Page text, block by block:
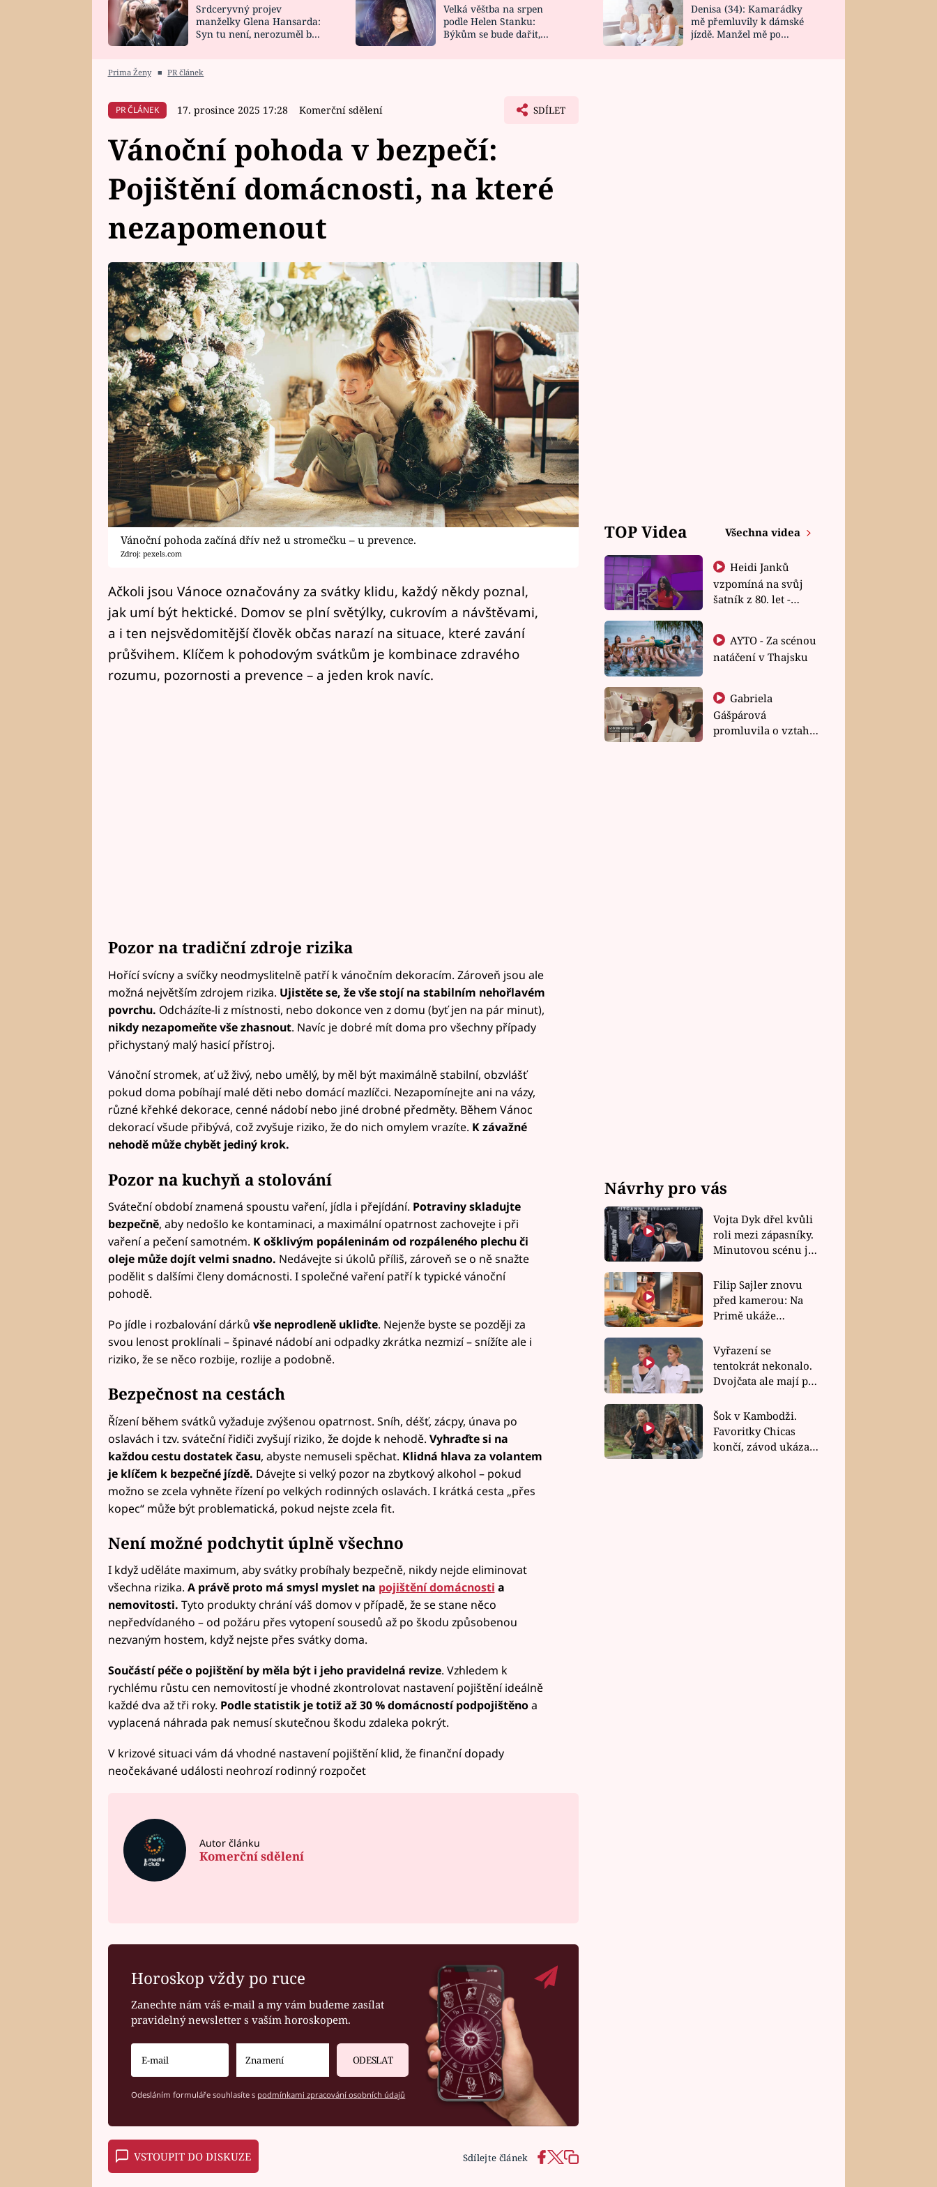
HOROSKOP NA
CELEBRITY
VAŘENÍ
NOVINKY
VIDEORECEPTY
DESIGN
Srdceryvný projev
manželky Glena Hansarda:
Syn tu není, nerozuměl by
Velká věštba na srpen
podle Helen Stanku:
Býkům se bude dařit,
Denisa (34): Kamarádky
mě přemluvily k dámské
jízdě. Manžel mě po
Prima Ženy ■ PR článek
PR ČLÁNEK 17. prosince 2025 17:28 Komerční sdělení SDÍLET
Vánoční pohoda v bezpečí:
Pojištění domácnosti, na které
nezapomenout
Vánoční pohoda začíná dřív než u stromečku – u prevence.
Zdroj: pexels.com
Ačkoli jsou Vánoce označovány za svátky klidu, každý někdy poznal,
jak umí být hektické. Domov se plní světýlky, cukrovím a návštěvami,
a i ten nejsvědomitější člověk občas narazí na situace, které zavání
průšvihem. Klíčem k pohodovým svátkům je kombinace zdravého
rozumu, pozornosti a prevence – a jeden krok navíc.
Pozor na tradiční zdroje rizika
Hořící svícny a svíčky neodmyslitelně patří k vánočním dekoracím. Zároveň jsou ale
možná největším zdrojem rizika. Ujistěte se, že vše stojí na stabilním nehořlavém
povrchu. Odcházíte-li z místnosti, nebo dokonce ven z domu (byť jen na pár minut),
nikdy nezapomeňte vše zhasnout. Navíc je dobré mít doma pro všechny případy
přichystaný malý hasicí přístroj.
Vánoční stromek, ať už živý, nebo umělý, by měl být maximálně stabilní, obzvlášť
pokud doma pobíhají malé děti nebo domácí mazlíčci. Nezapomínejte ani na vázy,
různé křehké dekorace, cenné nádobí nebo jiné drobné předměty. Během Vánoc
dekorací všude přibývá, což zvyšuje riziko, že do nich omylem vrazíte. K závažné
nehodě může chybět jediný krok.
Pozor na kuchyň a stolování
Sváteční období znamená spoustu vaření, jídla i přejídání. Potraviny skladujte
bezpečně, aby nedošlo ke kontaminaci, a maximální opatrnost zachovejte i při
vaření a pečení samotném. K ošklivým popáleninám od rozpáleného plechu či
oleje může dojít velmi snadno. Nedávejte si úkolů příliš, zároveň se o ně snažte
podělit s dalšími členy domácnosti. I společné vaření patří k typické vánoční
pohodě.
Po jídle i rozbalování dárků vše neprodleně ukliďte. Nejenže byste se později za
svou lenost proklínali – špinavé nádobí ani odpadky zkrátka nezmizí – snížíte ale i
riziko, že se něco rozbije, rozlije a podobně.
Bezpečnost na cestách
Řízení během svátků vyžaduje zvýšenou opatrnost. Sníh, déšť, zácpy, únava po
oslavách i tzv. sváteční řidiči zvyšují riziko, že dojde k nehodě. Vyhraďte si na
každou cestu dostatek času, abyste nemuseli spěchat. Klidná hlava za volantem
je klíčem k bezpečné jízdě. Dávejte si velký pozor na zbytkový alkohol – pokud
možno se zcela vyhněte řízení po velkých rodinných oslavách. I krátká cesta „přes
kopec“ může být problematická, pokud nejste zcela fit.
Není možné podchytit úplně všechno
I když uděláte maximum, aby svátky probíhaly bezpečně, nikdy nejde eliminovat
všechna rizika. A právě proto má smysl myslet na pojištění domácnosti a
nemovitosti. Tyto produkty chrání váš domov v případě, že se stane něco
nepředvídaného – od požáru přes vytopení sousedů až po škodu způsobenou
nezvaným hostem, když nejste přes svátky doma.
Součástí péče o pojištění by měla být i jeho pravidelná revize. Vzhledem k
rychlému růstu cen nemovitostí je vhodné zkontrolovat nastavení pojištění ideálně
každé dva až tři roky. Podle statistik je totiž až 30 % domácností podpojištěnoa
vyplacená náhrada pak nemusí skutečnou škodu zdaleka pokrýt.
V krizové situaci vám dá vhodné nastavení pojištění klid, že finanční dopady
neočekávané události neohrozí rodinný rozpočet
Autor článku
Komerční sdělení
Horoskop vždy po ruce
Zanechte nám váš e-mail a my vám budeme zasílat
pravidelný newsletter s vaším horoskopem.
ODESLAT
Odesláním formuláře souhlasíte s podmínkami zpracování osobních údajů
VSTOUPIT DO DISKUZE Sdílejte článek
TOP Videa Všechna videa
Heidi Janků
vzpomíná na svůj
šatník z 80. let -
natáčení v Thajsku
Gabriela
Gášpárová
promluvila o vztahu
Návrhy pro vás
Vojta Dyk dřel kvůli
roli mezi zápasníky.
Minutovou scénu jel
Filip Sajler znovu
před kamerou: Na
Primě ukáže
rychlé recepty
Vyřazení se
tentokrát nekonalo.
Dvojčata ale mají po
závodu nůž na krku
Šok v Kambodži.
Favoritky Chicas
končí, závod ukázal